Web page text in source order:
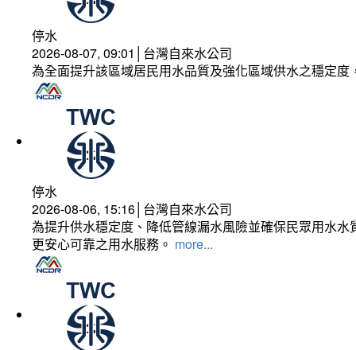
停水
2026-08-07, 09:01│台灣自來水公司
為全面提升該區域居民用水品質及強化區域供水之穩定
停水
2026-08-06, 15:16│台灣自來水公司
為提升供水穩定度、降低管線漏水風險並確保民眾用水
更安心可靠之用水服務。 more...